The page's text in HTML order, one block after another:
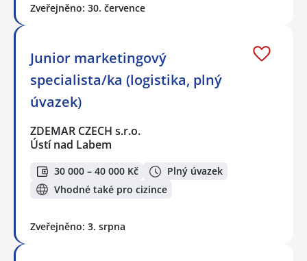
Zveřejněno: 30. července
Junior marketingový
specialista/ka (logistika, plný
úvazek)
ZDEMAR CZECH s.r.o.
Ústí nad Labem
30 000 – 40 000 Kč
Plný úvazek
Vhodné také pro cizince
Zveřejněno: 3. srpna